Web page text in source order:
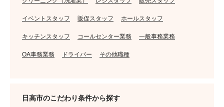
イベントスタッフ 販促スタッフ ホールスタッフ
キッチンスタッフ コールセンター業務 一般事務業務
OA事務業務 ドライバー その他職種
日高市のこだわり条件から探す